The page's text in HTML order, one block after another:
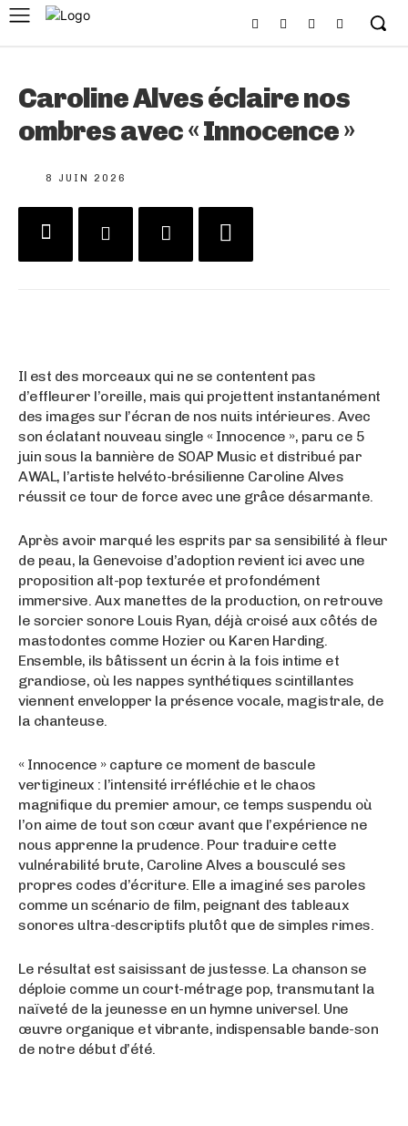
Caroline Alves éclaire nos
ombres avec « Innocence »
8 JUIN 2026
Il est des morceaux qui ne se contentent pas
d’effleurer l’oreille, mais qui projettent instantanément
des images sur l’écran de nos nuits intérieures. Avec
son éclatant nouveau single « Innocence », paru ce 5
juin sous la bannière de SOAP Music et distribué par
AWAL, l’artiste helvéto-brésilienne Caroline Alves
réussit ce tour de force avec une grâce désarmante.
Après avoir marqué les esprits par sa sensibilité à fleur
de peau, la Genevoise d’adoption revient ici avec une
proposition alt-pop texturée et profondément
immersive. Aux manettes de la production, on retrouve
le sorcier sonore Louis Ryan, déjà croisé aux côtés de
mastodontes comme Hozier ou Karen Harding.
Ensemble, ils bâtissent un écrin à la fois intime et
grandiose, où les nappes synthétiques scintillantes
viennent envelopper la présence vocale, magistrale, de
la chanteuse.
« Innocence » capture ce moment de bascule
vertigineux : l’intensité irréfléchie et le chaos
magnifique du premier amour, ce temps suspendu où
l’on aime de tout son cœur avant que l’expérience ne
nous apprenne la prudence. Pour traduire cette
vulnérabilité brute, Caroline Alves a bousculé ses
propres codes d’écriture. Elle a imaginé ses paroles
comme un scénario de film, peignant des tableaux
sonores ultra-descriptifs plutôt que de simples rimes.
Le résultat est saisissant de justesse. La chanson se
déploie comme un court-métrage pop, transmutant la
naïveté de la jeunesse en un hymne universel. Une
œuvre organique et vibrante, indispensable bande-son
de notre début d’été.